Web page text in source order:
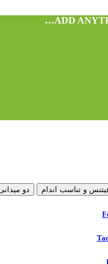
ADD
و تناسب اندام دو